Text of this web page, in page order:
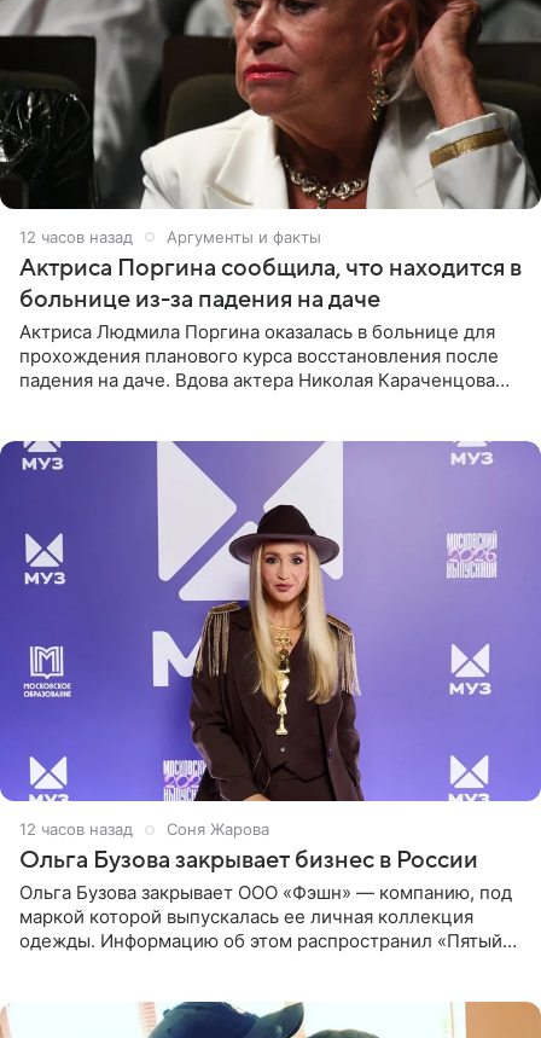
12 часов назад Аргументы и факты
Актриса Поргина сообщила, что находится в
больнице из-за падения на даче
Актриса Людмила Поргина оказалась в больнице для
прохождения планового курса восстановления после
падения на даче. Вдова актера Николая Караченцова
12 часов назад Соня Жарова
Ольга Бузова закрывает бизнес в России
Ольга Бузова закрывает ООО «Фэшн» — компанию, под
маркой которой выпускалась ее личная коллекция
одежды. Информацию об этом распространил «Пятый